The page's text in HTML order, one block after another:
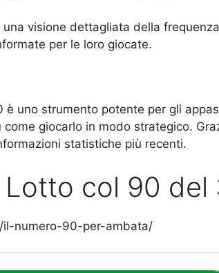
visione dettagliata della
per le loro giocate.
è uno strumento potente per gli
come giocarlo in modo strategico.
statistiche più recenti.
Lotto col 90
numero-90-per-ambata/